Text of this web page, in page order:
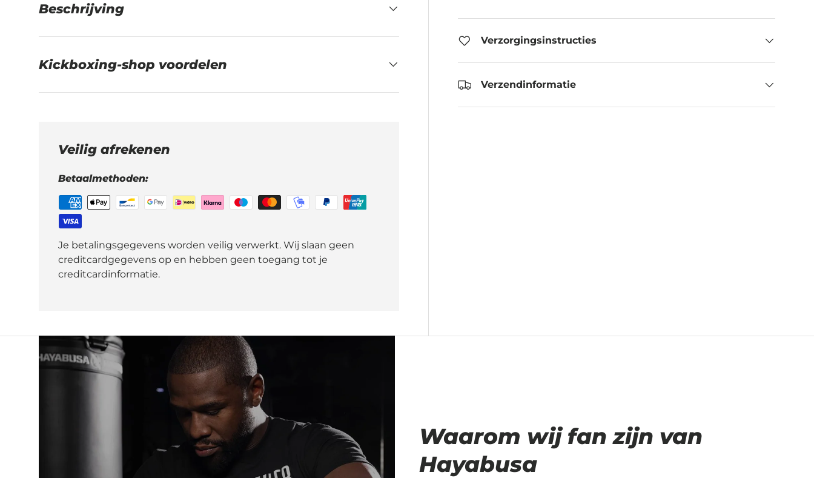
Verzorgingsinstructies
Verzendinformatie
Beschrijving
Kickboxing-shop voordelen
Veilig afrekenen
Betaalmethoden:
Je betalingsgegevens worden veilig verwerkt. Wij slaan geen
creditcardgegevens op en hebben geen toegang tot je
creditcardinformatie.
Waarom wij fan zijn van
Hayabusa